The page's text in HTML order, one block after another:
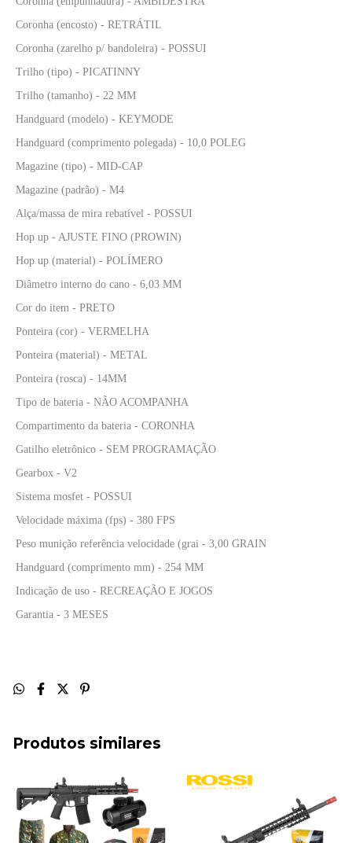
Coronha (encosto) - RETRÁTIL
Coronha (zarelho p/ bandoleira) - POSSUI
Trilho (tipo) - PICATINNY
Trilho (tamanho) - 22 MM
Handguard (modelo) - KEYMODE
Handguard (comprimento polegada) - 10,0 POLEG
Magazine (tipo) - MID-CAP
Magazine (padrão) - M4
Alça/massa de mira rebatível - POSSUI
Hop up - AJUSTE FINO (PROWIN)
Hop up (material) - POLÍMERO
Diâmetro interno do cano - 6,03 MM
Cor do item - PRETO
Ponteira (cor) - VERMELHA
Ponteira (material) - METAL
Ponteira (rosca) - 14MM
Tipo de bateria - NÃO ACOMPANHA
Compartimento da bateria - CORONHA
Gatilho eletrônico - SEM PROGRAMAÇÃO
Gearbox - V2
Sistema mosfet - POSSUI
Velocidade máxima (fps) - 380 FPS
Peso munição referência velocidade (grai - 3,00 GRAIN
Handguard (comprimento mm) - 254 MM
Indicação de uso - RECREAÇÃO E JOGOS
Garantia - 3 MESES
Produtos similares